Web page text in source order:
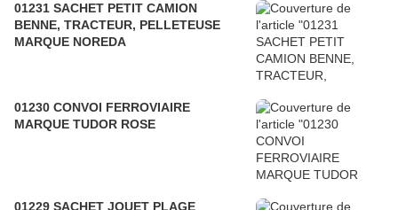
01231 SACHET PETIT CAMION
BENNE, TRACTEUR, PELLETEUSE
MARQUE NOREDA
01230 CONVOI FERROVIAIRE
MARQUE TUDOR ROSE
01229 SACHET JOUET PLAGE